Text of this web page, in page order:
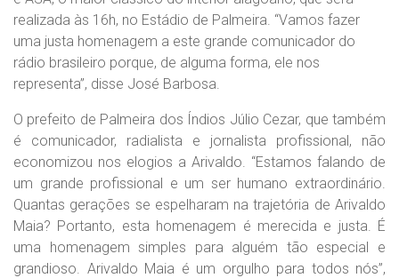
realizada às 16h, no Estádio de Palmeira. “Vamos fazer
uma justa homenagem a este grande comunicador do
rádio brasileiro porque, de alguma forma, ele nos
representa”, disse José Barbosa.
O prefeito de Palmeira dos Índios Júlio Cezar, que também
é comunicador, radialista e jornalista profissional, não
economizou nos elogios a Arivaldo. “Estamos falando de
um grande profissional e um ser humano extraordinário.
Quantas gerações se espelharam na trajetória de Arivaldo
Maia? Portanto, esta homenagem é merecida e justa. É
uma homenagem simples para alguém tão especial e
grandioso. Arivaldo Maia é um orgulho para todos nós”,